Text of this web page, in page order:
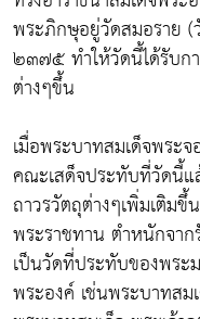
พระภิกษุอยู่วัดสมอราย (
๒๓๗๕ ทำให้วัดนี้ได้รับก
ต่างๆขึ้น
เมื่อพระบาทสมเด็จพระ
คณะเสด็จประทับที่วัดนี้
ถาวรวัตถุต่างๆเพิ่มเติม
พระราชทาน ตำหนักจา
เป็นวัดที่ประทับของพร
พระองค์ เช่นพระบาทส